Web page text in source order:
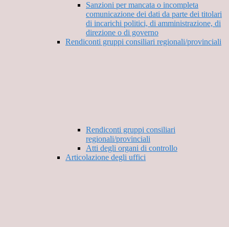
Sanzioni per mancata o incompleta
comunicazione dei dati da parte dei titolari
di incarichi politici, di amministrazione, di
direzione o di governo
Rendiconti gruppi consiliari regionali/provinciali
Rendiconti gruppi consiliari
regionali/provinciali
Atti degli organi di controllo
Articolazione degli uffici